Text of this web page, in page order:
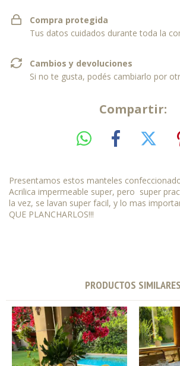
Compra protegida
Tus datos cuidados durante toda la
Cambios y devoluciones
Si no te gusta, podés cambiarlo por
Compartir:
Presentamos estos manteles
Acrilica impermeable super, pero super
la vez, se lavan super facil, y lo mas
QUE PLANCHARLOS!!!
PRODUCTOS SIMILARES